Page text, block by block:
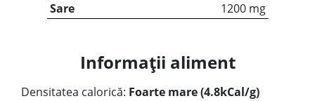
Sare
1200 mg
Informații aliment
Densitatea calorică: Foarte mare (4.8kCal/g)